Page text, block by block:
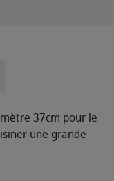
37cm pour le
une grande